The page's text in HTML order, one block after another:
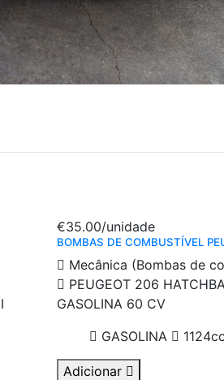
€35.00/unidade
BOMBAS DE COMBUSTÍVEL
Mecânica (Bombas de
PEUGEOT 206
GASOLINA 60 CV
GASOLINA
1124cc
Adicionar